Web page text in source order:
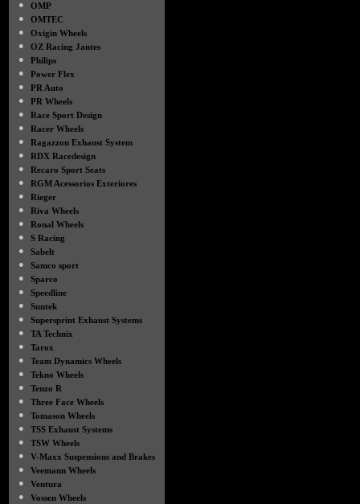
●
OMP
●
OMTEC
●
Oxigin Wheels
●
OZ Racing Jantes
●
Philips
●
Power Flex
●
PR Auto
●
PR Wheels
●
Race Sport Design
●
Racer Wheels
●
Ragazzon Exhaust System
●
RDX Racedesign
●
Recaro Sport Seats
●
RGM Acessorios Exteriores
●
Rieger
●
Riva Wheels
●
Ronal Wheels
●
S Racing
●
Sabelt
●
Samco sport
●
Sparco
●
Speedline
●
Suntek
●
Supersprint Exhaust Systems
●
TA Technix
●
Tarox
●
Team Dynamics Wheels
●
Tekno Wheels
●
Tenzo R
●
Three Face Wheels
●
Tomason Wheels
●
TSS Exhaust Systems
●
TSW Wheels
●
V-Maxx Suspensions and Brakes
●
Veemann Wheels
●
Ventura
●
Vossen Wheels